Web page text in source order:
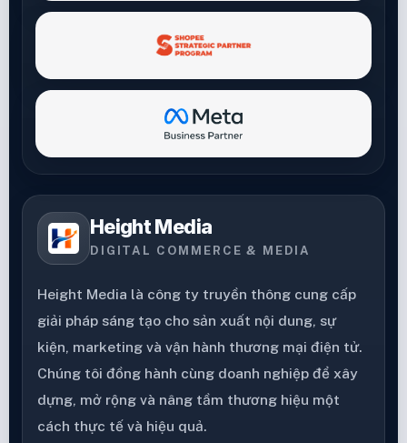
Height Media
DIGITAL COMMERCE & MEDIA
Height Media là công ty truyền thông cung cấp
giải pháp sáng tạo cho sản xuất nội dung, sự
kiện, marketing và vận hành thương mại điện tử.
Chúng tôi đồng hành cùng doanh nghiệp để xây
dựng, mở rộng và nâng tầm thương hiệu một
cách thực tế và hiệu quả.